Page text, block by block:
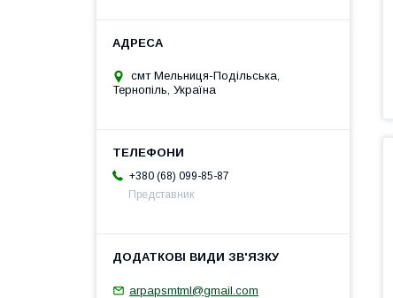
смт Мельниця-Подільська,
Тернопіль, Україна
+380 (68) 099-85-87
Представник
arpapsmtml@gmail.com